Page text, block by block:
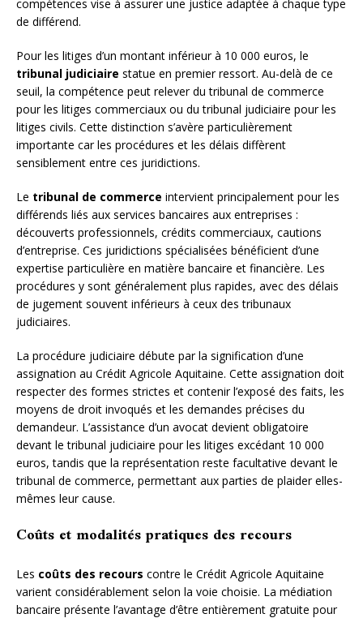
compétences vise à assurer une justice adaptée à chaque type
de différend.
Pour les litiges d’un montant inférieur à 10 000 euros, le
tribunal judiciaire statue en premier ressort. Au-delà de ce
seuil, la compétence peut relever du tribunal de commerce
pour les litiges commerciaux ou du tribunal judiciaire pour les
litiges civils. Cette distinction s’avère particulièrement
importante car les procédures et les délais diffèrent
sensiblement entre ces juridictions.
Le tribunal de commerce intervient principalement pour les
différends liés aux services bancaires aux entreprises :
découverts professionnels, crédits commerciaux, cautions
d’entreprise. Ces juridictions spécialisées bénéficient d’une
expertise particulière en matière bancaire et financière. Les
procédures y sont généralement plus rapides, avec des délais
de jugement souvent inférieurs à ceux des tribunaux
judiciaires.
La procédure judiciaire débute par la signification d’une
assignation au Crédit Agricole Aquitaine. Cette assignation doit
respecter des formes strictes et contenir l’exposé des faits, les
moyens de droit invoqués et les demandes précises du
demandeur. L’assistance d’un avocat devient obligatoire
devant le tribunal judiciaire pour les litiges excédant 10 000
euros, tandis que la représentation reste facultative devant le
tribunal de commerce, permettant aux parties de plaider elles-
mêmes leur cause.
Coûts et modalités pratiques des recours
Les coûts des recours contre le Crédit Agricole Aquitaine
varient considérablement selon la voie choisie. La médiation
bancaire présente l’avantage d’être entièrement gratuite pour